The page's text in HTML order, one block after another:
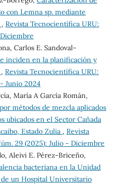
con Lemna sp. mediante
, Revista Tecnocientífica URU:
Carlos E. Sandoval-
inciden en la planificación y
, Revista Tecnocientífica URU:
Junio 2024
María A García Román,
métodos de mezcla aplicados
ubicados en el Sector Cañada
Estado Zulia , Revista
29 (2025): Julio - Diciembre
Aleivi E. Pérez-Briceño,
bacteriana en la Unidad
un Hospital Universitario